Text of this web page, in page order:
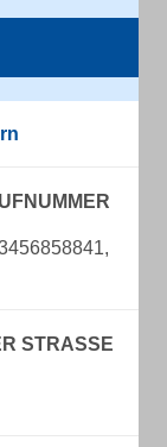
STRASSE